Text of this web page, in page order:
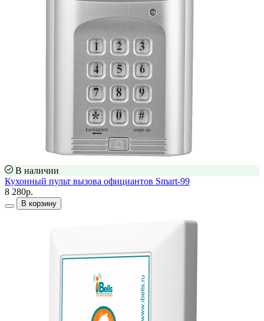
В наличии
Кухонный пульт вызова официантов Smart-99
8 280р.
В корзину